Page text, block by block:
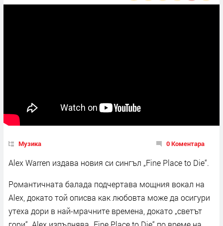
Музика 0 Коментара
Alex Warren издава новия си сингъл „Fine Place to Die“.
Романтичната балада подчертава мощния вокал на
Alex, докато той описва как любовта може да осигури
утеха дори в най-мрачните времена, докато „светът